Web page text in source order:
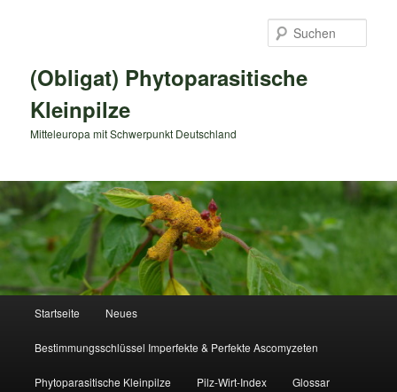
(Obligat) Phytoparasitische
Kleinpilze
Mitteleuropa mit Schwerpunkt Deutschland
Startseite Neues
Bestimmungsschlüssel Imperfekte & Perfekte Ascomyzeten
Phytoparasitische Kleinpilze Pilz-Wirt-Index Glossar